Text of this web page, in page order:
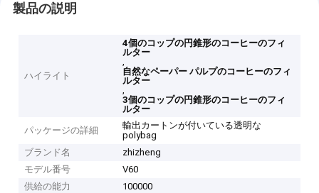
製品の説明
ハイライト
4個のコップの円錐形のコーヒーのフィ
ルター
,
自然なペーパー パルプのコーヒーのフィ
ルター
,
3個のコップの円錐形のコーヒーのフィ
ルター
パッケージの詳細
輸出カートンが付いている透明な
polybag
ブランド名
zhizheng
モデル番号
V60
供給の能力
100000